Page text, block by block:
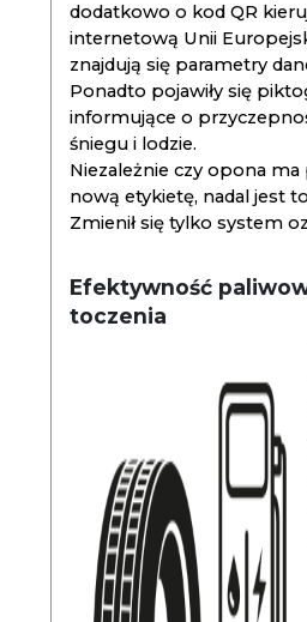
dodatkowo o kod QR
internetową Unii
znajdują się parametry
Ponadto pojawiły się
informujące o
śniegu i lodzie.
Niezależnie czy opona
nową etykietę, nadal jest
Zmienił się tylko system
Efektywność
toczenia